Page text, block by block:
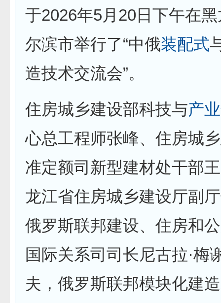
于2026年5月20日下午在
尔滨市举行了“中俄装配式
造技术交流会”。
住房城乡建设部科技与产
心总工程师张峰、住房城
准定额司新型建材处干部
龙江省住房城乡建设厅副
俄罗斯联邦建设、住房和
国际关系司司长尼古拉·梅
夫，俄罗斯联邦模块化建